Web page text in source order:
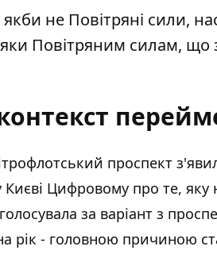
не Повітряні сили,
Повітряним силам, що
проспект
Києві Цифровому про те, яку
за варіант з
рік - головною причиною